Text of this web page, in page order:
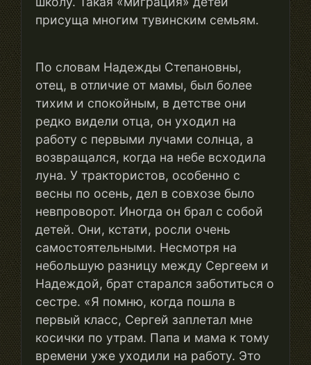
присуща многим тувинским семьям.
По словам Надежды Степановны,
отец, в отличие от мамы, был более
тихим и спокойным, в детстве они
редко видели отца, он уходил на
работу с первыми лучами солнца, а
возвращался, когда на небе всходила
луна. У трактористов, особенно с
весны по осень, дел в совхозе было
невпроворот. Иногда он брал с собой
детей. Они, кстати, росли очень
самостоятельными. Несмотря на
небольшую разницу между Сергеем и
Надеждой, брат старался заботиться о
сестре. «Я помню, когда пошла в
первый класс, Сергей заплетал мне
косички по утрам. Папа и мама к тому
времени уже уходили на работу. Это